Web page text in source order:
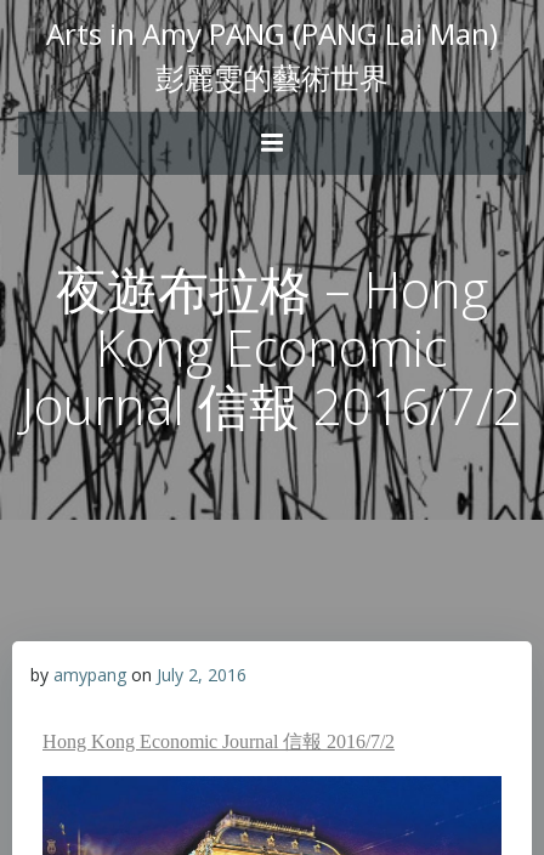
Arts in Amy PANG (PANG Lai Man)
彭麗雯的藝術世界
夜遊布拉格 – Hong
Kong Economic
Journal 信報 2016/7/2
by amypang on July 2, 2016
Hong Kong Economic Journal 信報 2016/7/2